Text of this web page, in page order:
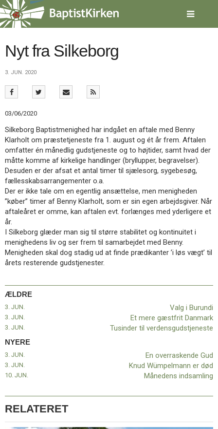
Spring
menu
over
gå
tilbage
forsiden
2.0:
Nyheder
3.0:
Kalender
4.0:
Inspiration
5.0:
Værktøjskassen
6.0:
Mission
7.0:
Om
BaptistKirken
8.0:
Kontakt
9.0:
Forside
10.0:
Nyheder
12.0:
Inspiration
13.0:
Værktøjskassen
14.0:
Mission
15.0:
Om
16.0:
Kontakt
indlæg:
En
overraskende
GudForrige
indlæg:
Valg
Nyt fra Silkeborg
3. JUN. 2020
03/06/2020
Silkeborg Baptistmenighed har indgået en aftale med Benny
Klarholt om præstetjeneste fra 1. august og ét år frem. Aftalen
omfatter én månedlig gudstjeneste og to højtider, samt hvad der
måtte komme af kirkelige handlinger (bryllupper, begravelser).
Desuden er der afsat et antal timer til sjælesorg, sygebesøg,
fællesskabsarrangementer o.a.
Der er ikke tale om en egentlig ansættelse, men menigheden
”køber” timer af Benny Klarholt, som er sin egen arbejdsgiver. Når
aftaleåret er omme, kan aftalen evt. forlænges med yderligere et
år.
I Silkeborg glæder man sig til større stabilitet og kontinuitet i
menighedens liv og ser frem til samarbejdet med Benny.
Menigheden skal dog stadig ud at finde prædikanter ’i løs vægt’ til
årets resterende gudstjenester.
ÆLDRE
3. JUN. Valg i Burundi
3. JUN. Et mere gæstfrit Danmark
3. JUN. Tusinder til verdensgudstjeneste
NYERE
En overraskende Gud
3. JUN.
Knud Wümpelmann er død
3. JUN.
Månedens indsamling
10. JUN.
RELATERET